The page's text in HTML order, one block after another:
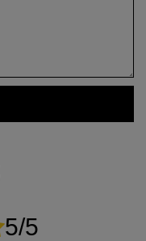
5/5